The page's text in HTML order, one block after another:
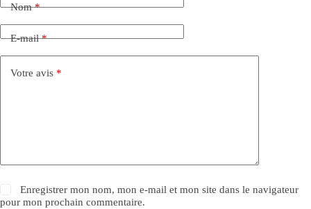
Nom*
E-mail*
Votre avis *
Enregistrer mon nom, mon e-mail et mon site dans le navigateur
pour mon prochain commentaire.